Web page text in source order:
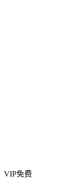
VIP免费